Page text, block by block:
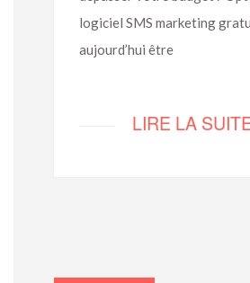
logiciel SMS marketing
aujourd’hui être
LIRE LA